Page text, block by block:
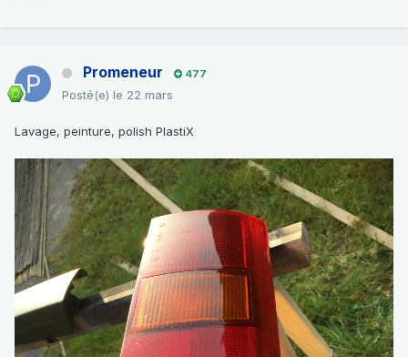
Promeneur 477
Posté(e) le 22 mars
Lavage, peinture, polish PlastiX